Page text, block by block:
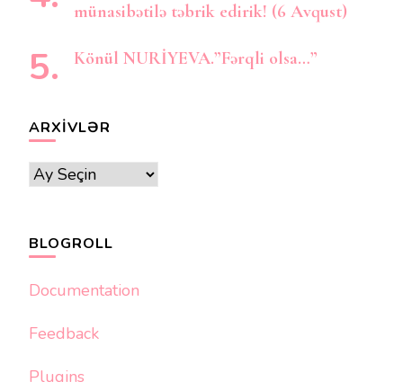
münasibətilə təbrik edirik! (6 Avqust)
Könül NURİYEVA.”Fərqli olsa…”
ARXIVLƏR
Arxivlər
BLOGROLL
Documentation
Feedback
Plugins